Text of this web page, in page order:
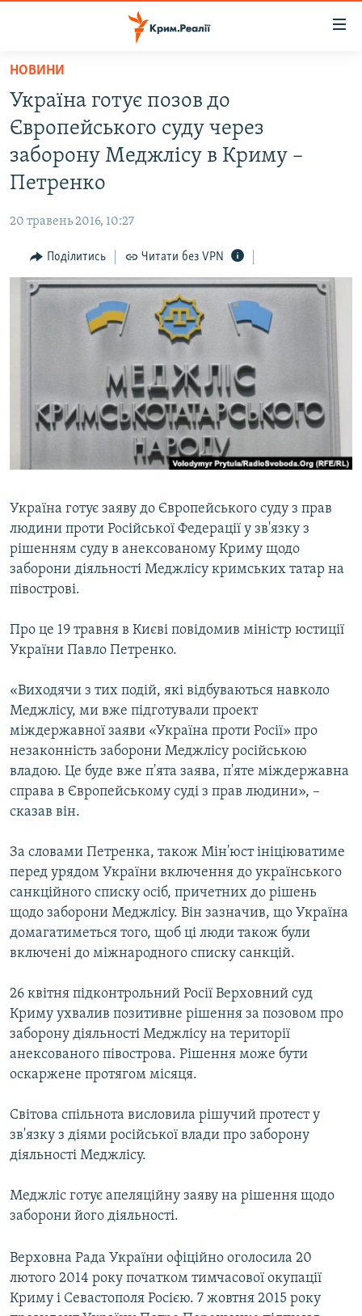
Перейти
основного
матеріалу
Перейти
до
основної
Перейти
пошуку
ВОДА.КРИМ
ВІДЕО ТА ФОТО
ПОЛІТИКА
ПОГЛЯД
ІНТЕРВ'Ю
ВСЕ ЗА ДЕНЬ
СПЕЦПРОЕКТИ
ВІДЕОУРОКИ «ELIFBE»
СВІДЧЕННЯ ОКУПАЦІЇ
УКРАЇНСЬКА ПРОБЛЕМА КРИМУ
ЯК ОБІЙТИ БЛОКУВАННЯ
Qırımtatar
Усі сайти RFE/RL
НОВИНИ
Україна готує позов до
Європейського суду через
заборону Меджлісу в Криму –
Петренко
20 травень 2016, 10:27
Поділитись Читати без VPN
Україна готує заяву до Європейського суду з прав
людини проти Російської Федерації у зв'язку з
рішенням суду в анексованому Криму щодо
заборони діяльності Меджлісу кримських татар на
півострові.
Про це 19 травня в Києві повідомив міністр юстиції
України Павло Петренко.
«Виходячи з тих подій, які відбуваються навколо
Меджлісу, ми вже підготували проект
міждержавної заяви «Україна проти Росії» про
незаконність заборони Меджлісу російською
владою. Це буде вже п'ята заява, п'яте міждержавна
справа в Європейському суді з прав людини», –
сказав він.
За словами Петренка, також Мін'юст ініціюватиме
перед урядом України включення до українського
санкційного списку осіб, причетних до рішень
щодо заборони Меджлісу. Він зазначив, що Україна
домагатиметься того, щоб ці люди також були
включені до міжнародного списку санкцій.
26 квітня підконтрольний Росії Верховний суд
Криму ухвалив позитивне рішення за позовом про
заборону діяльності Меджлісу на території
анексованого півострова. Рішення може бути
оскаржене протягом місяця.
Світова спільнота висловила рішучий протест у
зв'язку з діями російської влади про заборону
діяльності Меджлісу.
Меджліс готує апеляційну заяву на рішення щодо
заборони його діяльності.
Верховна Рада України офіційно оголосила 20
лютого 2014 року початком тимчасової окупації
Криму і Севастополя Росією. 7 жовтня 2015 року